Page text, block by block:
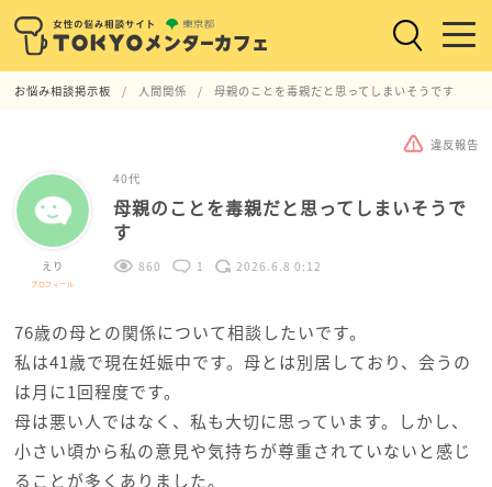
お悩み相談掲示板 人間関係 母親のことを毒親だと思ってしまいそうです
違反報告
えり
プロフィール
40代
母親のことを毒親だと思ってしまいそうで
す
860 1 2026.6.8 0:12
76歳の母との関係について相談したいです。
私は41歳で現在妊娠中です。母とは別居しており、会うの
は月に1回程度です。
母は悪い人ではなく、私も大切に思っています。しかし、
小さい頃から私の意見や気持ちが尊重されていないと感じ
ることが多くありました。